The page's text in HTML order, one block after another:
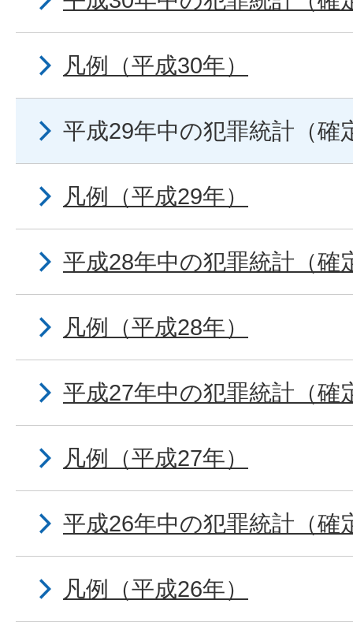
凡例（平成30年）
平成29年中の犯罪統計（確
凡例（平成29年）
平成28年中の犯罪統計（確
凡例（平成28年）
平成27年中の犯罪統計（確
凡例（平成27年）
平成26年中の犯罪統計（確
凡例（平成26年）